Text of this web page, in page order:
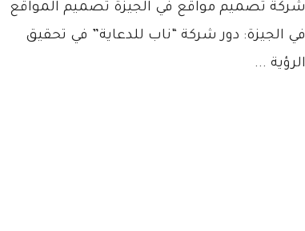
شركة تصميم مواقع في الجيزة تصميم المواقع
في الجيزة: دور شركة “ناب للدعاية” في تحقيق
الرؤية ...